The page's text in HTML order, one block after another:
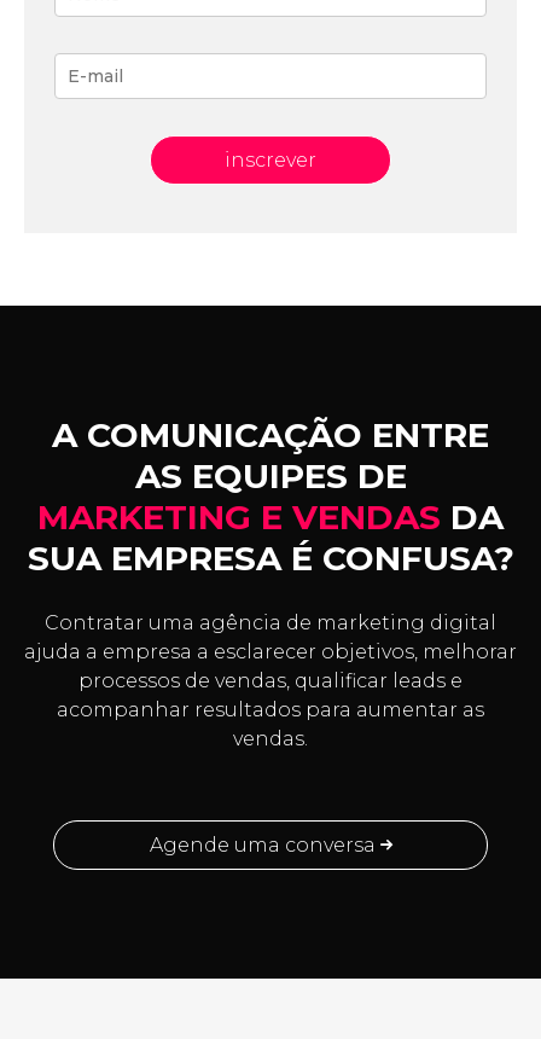
inscrever
A COMUNICAÇÃO ENTRE
AS EQUIPES DE
MARKETING E VENDAS DA
SUA EMPRESA É CONFUSA?
Contratar uma agência de marketing digital
ajuda a empresa a esclarecer objetivos, melhorar
processos de vendas, qualificar leads e
acompanhar resultados para aumentar as
vendas.
Agende uma conversa